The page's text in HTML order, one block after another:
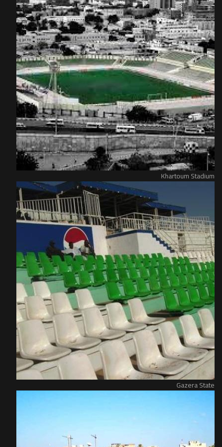
Khartoum Stadium
Gazera State